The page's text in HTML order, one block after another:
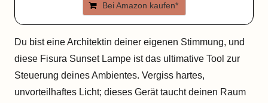
Bei Amazon kaufen*
Du bist eine Architektin deiner eigenen Stimmung, und
diese Fisura Sunset Lampe ist das ultimative Tool zur
Steuerung deines Ambientes. Vergiss hartes,
unvorteilhaftes Licht; dieses Gerät taucht deinen Raum